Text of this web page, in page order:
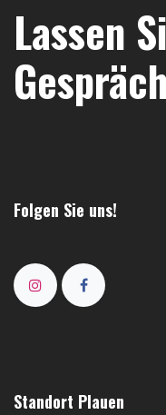
Lassen
Folgen Sie uns!
Standort Plauen